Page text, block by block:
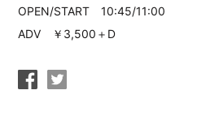
OPEN/START 10:45/11:00
ADV ￥3,500＋D